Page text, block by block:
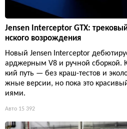
Jensen Interceptor GTX:
нского возрождения
Новый Jensen Interceptor
арджерным V8 и ручной сборкой.
кий путь — без краш-тестов и
жные версии, но пока это
иями.
Авто 15 392